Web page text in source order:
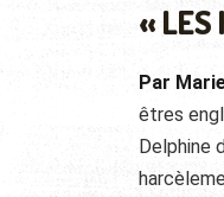
« LES
Par
êtres
Delphine